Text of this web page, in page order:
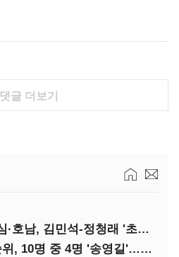
댓글 더보기
(정기여론조사)②당심·호남, 김민석-정청래 '초접전'
(정기여론조사)③2순위, 10명 중 4명 '송영길'…정청래 '한 자릿수'